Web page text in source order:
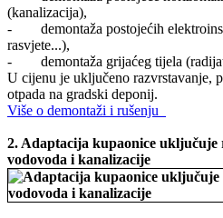
(kanalizacija),
- demontaža postojećih
rasvjete...),
- demontaža grijaćeg tijela
U cijenu je uključeno razvrstavanje,
otpada na gradski deponij.
Više o demontaži i rušenju
2. Adaptacija kupaonice uključuje
vodovoda i kanalizacije